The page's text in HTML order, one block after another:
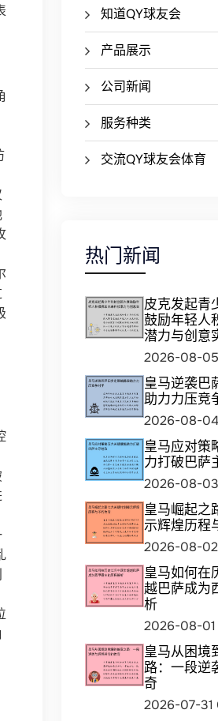
知道QY球友会
产品展示
公司新闻
服务种类
交流QY球友会体育
热门新闻
皮克发起青
鼓励年轻人
潜力与创意
2026-08-05
皇马逆袭巴
助力力压竞
2026-08-
皇马应对策
力打破巴萨
2026-08-
皇马崛起之
示辉煌历程
2026-08-
皇马如何在
越巴萨成为
析
2026-08-
皇马从困境
路：一段逆
奇
2026-07-31